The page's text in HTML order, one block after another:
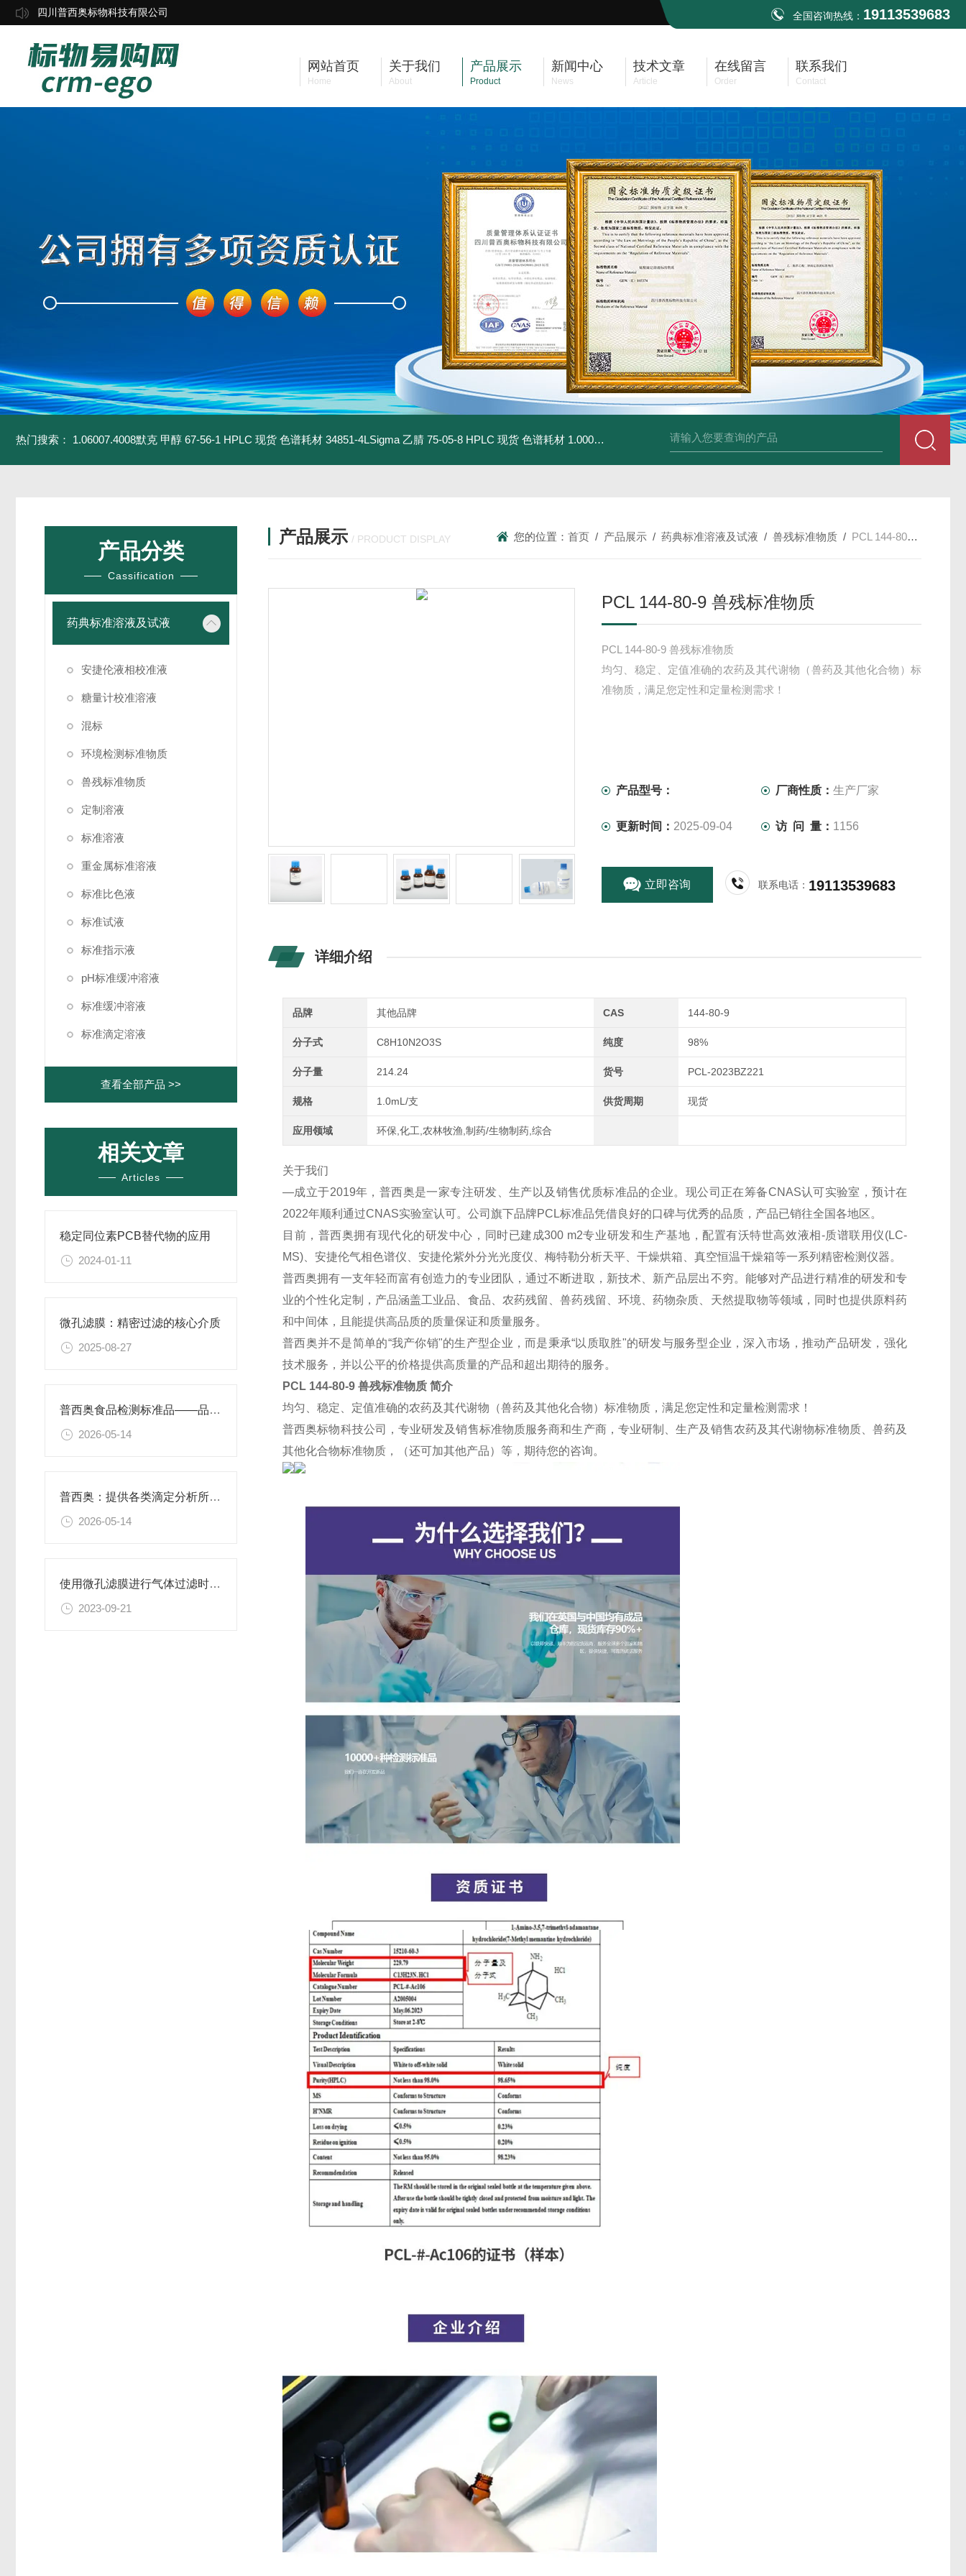
四川普西奥标物科技有限公司 全国咨询热线： 19113539683
网站首页
Home
关于我们
About
产品展示
Product
新闻中心
News
技术文章
Article
在线留言
Order
联系我们
Contact
热门搜索： 1.06007.4008默克 甲醇 67-56-1 HPLC 现货 色谱耗材 34851-4LSigma 乙腈 75-05-8 HPLC 现货 色谱耗材 1.00030.4008默克 乙腈 75-05-8 HPLC 现货 色谱耗材 34860-4L-Rsigma 甲醇 67-
产品分类
Cassification
药典标准溶液及试液
安捷伦液相校准液
糖量计校准溶液
混标
环境检测标准物质
兽残标准物质
定制溶液
标准溶液
重金属标准溶液
标准比色液
标准试液
标准指示液
pH标准缓冲溶液
标准缓冲溶液
标准滴定溶液
查看全部产品 >>
相关文章
Articles
稳定同位素PCB替代物的应用
2024-01-11
微孔滤膜：精密过滤的核心介质​
2025-08-27
普西奥食品检测标准品——品类丰富，支持定制
2026-05-14
普西奥：提供各类滴定分析所需的全系列滴定液
2026-05-14
使用微孔滤膜进行气体过滤时，有哪些注意事项和常见问题需要关注？
2023-09-21
产品展示 / PRODUCT DISPLAY 您的位置：首页 / 产品展示 /药典标准溶液及试液 /兽残标准物质 / PCL 144-80-9 兽残标准物质
PCL 144-80-9 兽残标准物质
PCL 144-80-9 兽残标准物质
均匀、稳定、定值准确的农药及其代谢物（兽药及其他化合物）标
准物质，满足您定性和定量检测需求！
产品型号： 厂商性质：生产厂家
更新时间： 2025-09-04 访 问 量： 1156
立即咨询 联系电话： 19113539683
详细介绍
品牌 其他品牌 CAS 144-80-9
分子式 C8H10N2O3S 纯度 98%
分子量 214.24 货号 PCL-2023BZ221
规格 1.0mL/支 供货周期 现货
应用领域 环保,化工,农林牧渔,制药/生物制药,综合
关于我们
—成立于2019年，普西奥是一家专注研发、生产以及销售优质标准品的企业。现公司正在筹备CNAS认可实验室，预计在
2022年顺利通过CNAS实验室认可。公司旗下品牌PCL标准品凭借良好的口碑与优秀的品质，产品已销往全国各地区。
目前，普西奥拥有现代化的研发中心，同时已建成300 m2专业研发和生产基地，配置有沃特世高效液相-质谱联用仪(LC-
MS)、安捷伦气相色谱仪、安捷伦紫外分光光度仪、梅特勒分析天平、干燥烘箱、真空恒温干燥箱等一系列精密检测仪器。
普西奥拥有一支年轻而富有创造力的专业团队，通过不断进取，新技术、新产品层出不穷。能够对产品进行精准的研发和专
业的个性化定制，产品涵盖工业品、食品、农药残留、兽药残留、环境、药物杂质、天然提取物等领域，同时也提供原料药
和中间体，且能提供高品质的质量保证和质量服务。
普西奥并不是简单的“我产你销"的生产型企业，而是秉承“以质取胜"的研发与服务型企业，深入市场，推动产品研发，强化
技术服务，并以公平的价格提供高质量的产品和超出期待的服务。
PCL 144-80-9 兽残标准物质简介
均匀、稳定、定值准确的农药及其代谢物（兽药及其他化合物）标准物质，满足您定性和定量检测需求！
普西奥标物科技公司，专业研发及销售标准物质服务商和生产商，专业研制、生产及销售农药及其代谢物标准物质、兽药及
其他化合物标准物质，（还可加其他产品）等，期待您的咨询。